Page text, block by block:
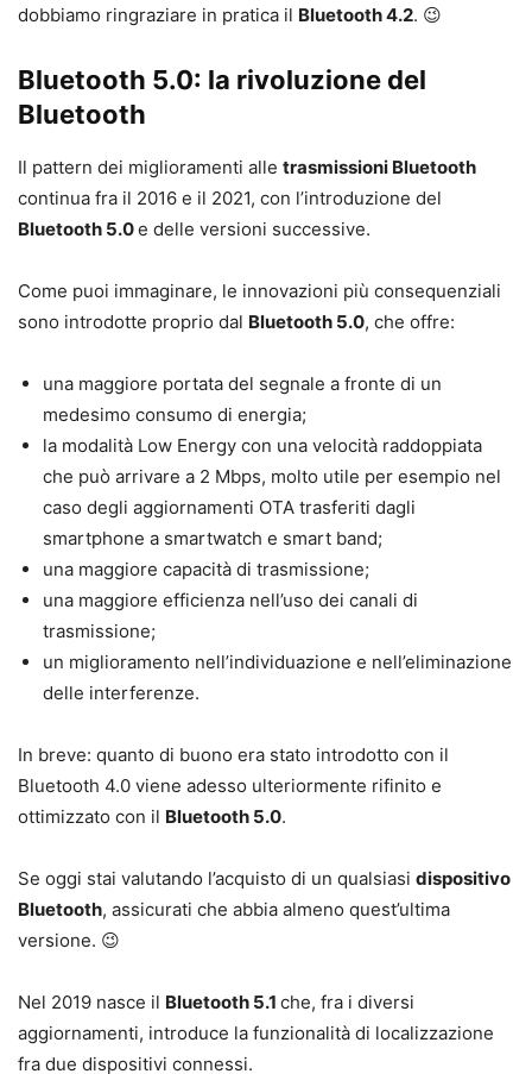
dobbiamo ringraziare in pratica il Bluetooth 4.2. 😉
Bluetooth 5.0: la rivoluzione del
Bluetooth
Il pattern dei miglioramenti alle trasmissioni Bluetooth
continua fra il 2016 e il 2021, con l’introduzione del
Bluetooth 5.0e delle versioni successive.
Come puoi immaginare, le innovazioni più consequenziali
sono introdotte proprio dal Bluetooth 5.0, che offre:
una maggiore portata del segnale a fronte di un
medesimo consumo di energia;
la modalità Low Energy con una velocità raddoppiata
che può arrivare a 2 Mbps, molto utile per esempio nel
caso degli aggiornamenti OTA trasferiti dagli
smartphone a smartwatch e smart band;
una maggiore capacità di trasmissione;
una maggiore efficienza nell’uso dei canali di
trasmissione;
un miglioramento nell’individuazione e nell’eliminazione
delle interferenze.
In breve: quanto di buono era stato introdotto con il
Bluetooth 4.0 viene adesso ulteriormente rifinito e
ottimizzato con il Bluetooth 5.0.
Se oggi stai valutando l’acquisto di un qualsiasi dispositivo
Bluetooth, assicurati che abbia almeno quest’ultima
versione. 😉
Nel 2019 nasce il Bluetooth 5.1 che, fra i diversi
aggiornamenti, introduce la funzionalità di localizzazione
fra due dispositivi connessi.